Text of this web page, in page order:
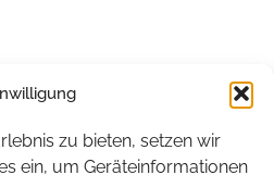
zu bieten, setzen wir
ein, um Geräteinformationen